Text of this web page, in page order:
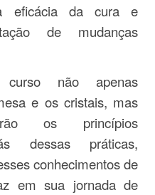
eficácia da cura e
de mudanças
não apenas
e os cristais, mas
os princípios
dessas práticas,
conhecimentos de
em sua jornada de